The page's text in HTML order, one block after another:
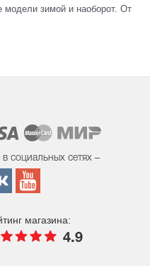
модели зимой и наоборот. От
социальных сетях –
магазина:
4.9